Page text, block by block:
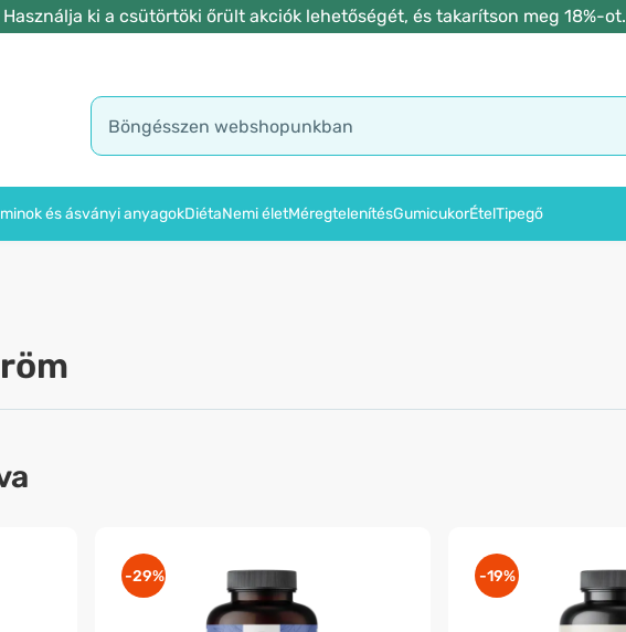
Használja ki a csütörtöki őrült akciók lehetőségét, és takarítson meg 18%-ot.
és ásványi anyagokDiétaNemi életMéregtelenítésGumicukorÉtelTipegő
-29% -19%